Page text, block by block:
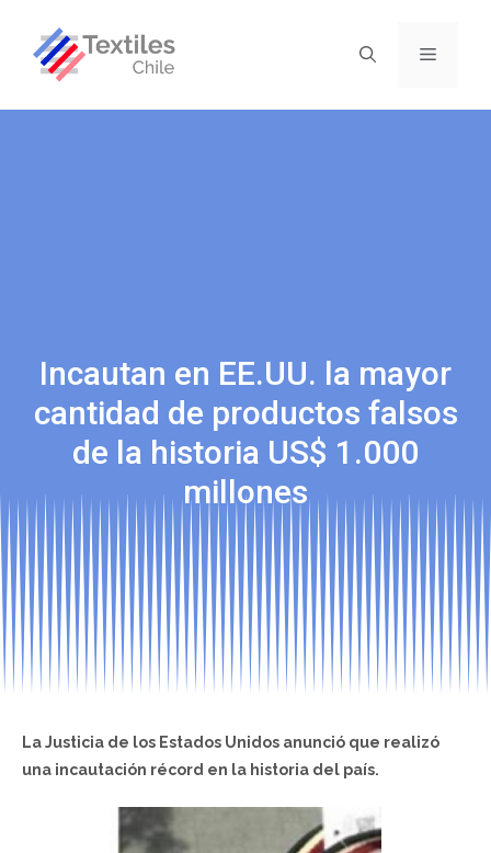
Incautan en EE.UU. la mayor
cantidad de productos falsos
de la historia US$ 1.000
millones
La Justicia de los Estados Unidos anunció que realizó
una incautación récord en la historia del país.